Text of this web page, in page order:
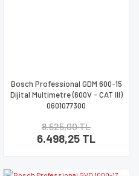
Bosch Professional GDM 600-15
Dijital Multimetre (600V - CAT III)
0601077300
8.525,00 TL
6.498,25 TL